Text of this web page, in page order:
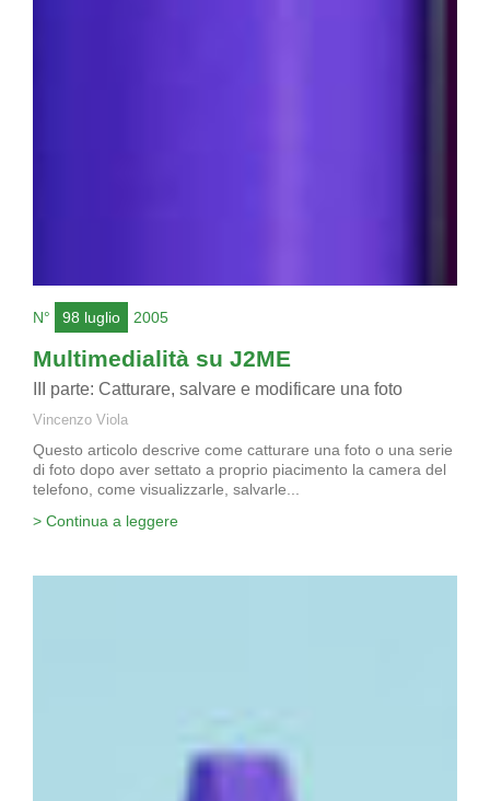
N° 98 luglio 2005
Multimedialità su J2ME
III parte: Catturare, salvare e modificare una foto
Vincenzo Viola
Questo articolo descrive come catturare una foto o una serie
di foto dopo aver settato a proprio piacimento la camera del
telefono, come visualizzarle, salvarle...
> Continua a leggere